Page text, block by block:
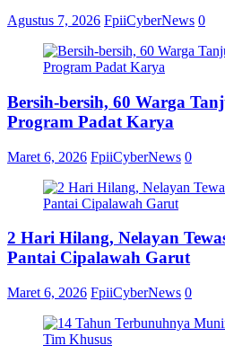
Agustus 7, 2026 FpiiCyberNews 0
Bersih-bersih, 60 Warga
Program Padat Karya
Maret 6, 2026 FpiiCyberNews 0
2 Hari Hilang, Nelayan
Pantai Cipalawah Garut
Maret 6, 2026 FpiiCyberNews 0